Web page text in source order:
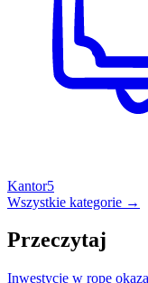
Kantor5
Wszystkie kategorie →
Przeczytaj
Inwestycje w ropę